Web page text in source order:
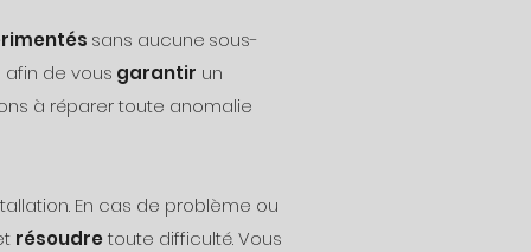
sans aucune sous-
afin de vous garantir un
à réparer toute anomalie
En cas de problème ou
résoudre toute difficulté. Vous